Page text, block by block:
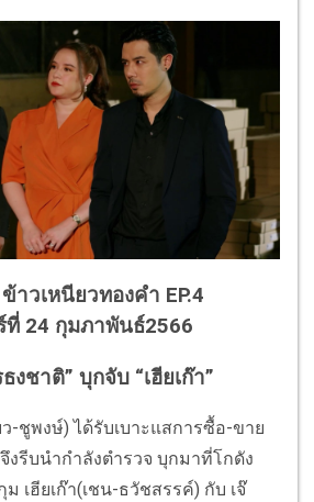
ข้าวเหนียวทองคำ EP.4
ที่ 24 กุมภาพันธ์2566
งชาติ” บุกจับ “เฮียเก๊า”
-ชูพงษ์) ได้รับเบาะแสการซื้อ-ขาย
งรีบนำกำลังตำรวจ บุกมาที่โกดัง
ม เฮียเก๊า(เชน-ธวัชสรรค์) กับ เจ๊